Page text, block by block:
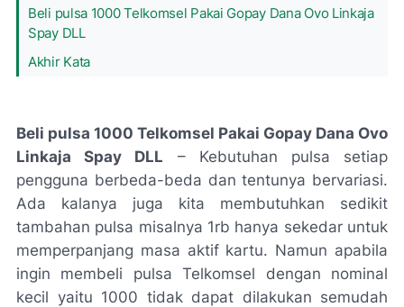
Beli pulsa 1000 Telkomsel Pakai Gopay Dana Ovo Linkaja
Spay DLL
Akhir Kata
Beli pulsa 1000 Telkomsel Pakai Gopay Dana Ovo
Linkaja Spay DLL – Kebutuhan pulsa setiap
pengguna berbeda-beda dan tentunya bervariasi.
Ada kalanya juga kita membutuhkan sedikit
tambahan pulsa misalnya 1rb hanya sekedar untuk
memperpanjang masa aktif kartu. Namun apabila
ingin membeli pulsa Telkomsel dengan nominal
kecil yaitu 1000 tidak dapat dilakukan semudah